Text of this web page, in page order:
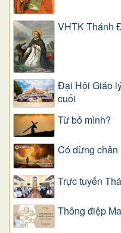
VHTK Thánh
Đại Hội Giáo
cuối
Từ bỏ mình?
Có dừng
Trực tuyến
Thông điệp